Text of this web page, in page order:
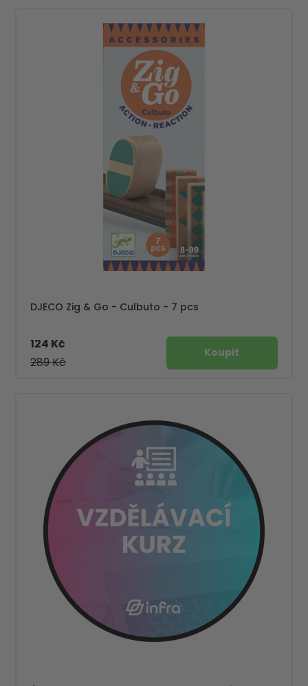
DJECO Zig & Go - Culbuto - 7 pcs
289 Kč
124 Kč